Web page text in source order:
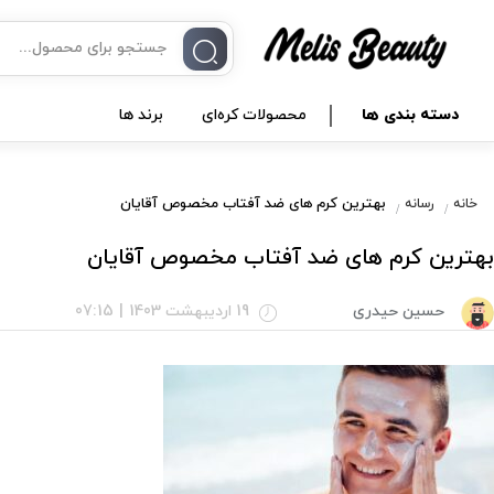
دسته بندی ها محصولات کره‌ای برند ها
خانه رسانه بهترین کرم های ضد آفتاب مخصوص آقایان
بهترین کرم های ضد آفتاب مخصوص آقایان
حسین حیدری 19 اردیبهشت 1403 07:15